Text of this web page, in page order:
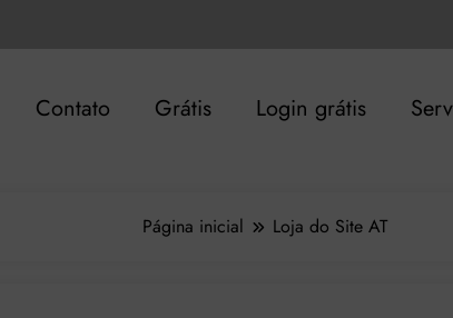
Contato Grátis Login grátis
Página inicial Loja do Site AT